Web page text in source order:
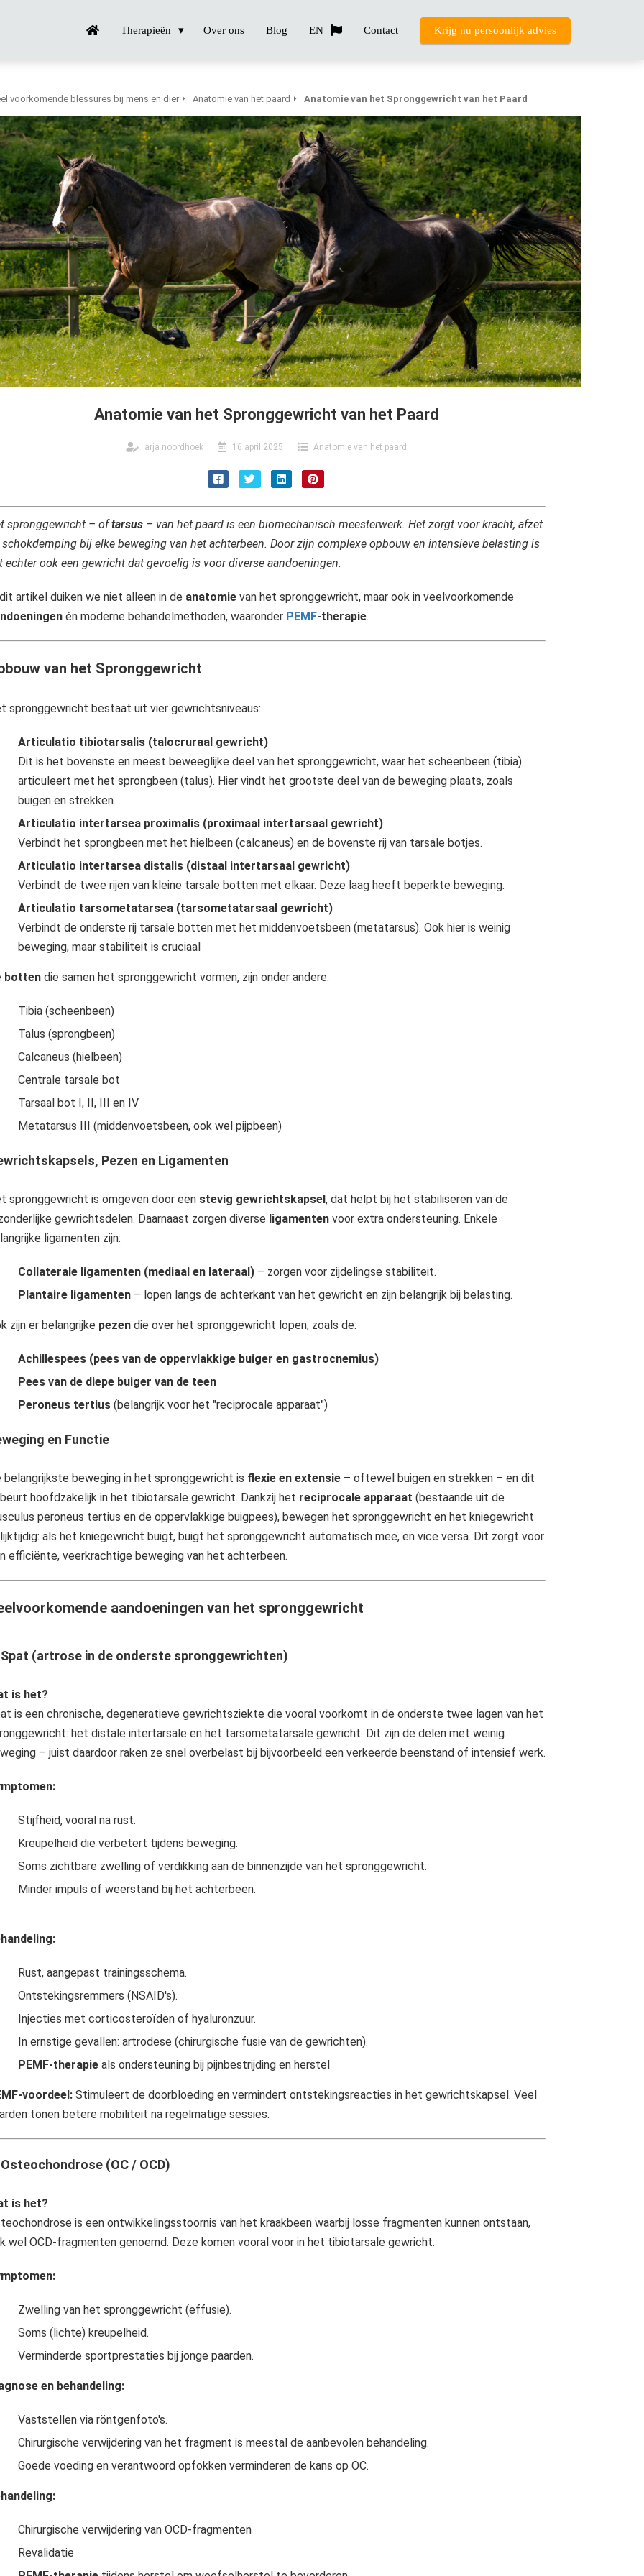
Therapieën Over ons Blog EN Contact Krijg nu persoonlijk advies
voorkomende blessures bij mens en dier Anatomie van het paard Anatomie van het Spronggewricht van het Paard
Anatomie van het Spronggewricht van het Paard
arja noordhoek 16 april 2025 Anatomie van het paard
spronggewricht – oftarsus– van het paard is een biomechanisch meesterwerk. Het zorgt voor kracht, afzet
schokdemping bij elke beweging van het achterbeen. Door zijn complexe opbouw en intensieve belasting is
echter ook een gewricht dat gevoelig is voor diverse aandoeningen.
artikel duiken we niet alleen in de anatomievan het spronggewricht, maar ook in veelvoorkomende
én moderne behandelmethoden, waaronder PEMF-therapie.
van het Spronggewricht
spronggewricht bestaat uit vier gewrichtsniveaus:
Articulatio tibiotarsalis (talocruraal gewricht)
Dit is het bovenste en meest beweeglijke deel van het spronggewricht, waar het scheenbeen (tibia)
articuleert met het sprongbeen (talus). Hier vindt het grootste deel van de beweging plaats, zoals
buigen en strekken.
Articulatio intertarsea proximalis (proximaal intertarsaal gewricht)
Verbindt het sprongbeen met het hielbeen (calcaneus) en de bovenste rij van tarsale botjes.
Articulatio intertarsea distalis (distaal intertarsaal gewricht)
Verbindt de twee rijen van kleine tarsale botten met elkaar. Deze laag heeft beperkte beweging.
Articulatio tarsometatarsea (tarsometatarsaal gewricht)
Verbindt de onderste rij tarsale botten met het middenvoetsbeen (metatarsus). Ook hier is weinig
beweging, maar stabiliteit is cruciaal
bottendie samen het spronggewricht vormen, zijn onder andere:
Tibia (scheenbeen)
Talus (sprongbeen)
Calcaneus (hielbeen)
Centrale tarsale bot
Tarsaal bot I, II, III en IV
Metatarsus III (middenvoetsbeen, ook wel pijpbeen)
Pezen en Ligamenten
spronggewricht is omgeven door een stevig gewrichtskapsel, dat helpt bij het stabiliseren van de
gewrichtsdelen. Daarnaast zorgen diverse ligamentenvoor extra ondersteuning. Enkele
ligamenten zijn:
Collaterale ligamenten (mediaal en lateraal)– zorgen voor zijdelingse stabiliteit.
Plantaire ligamenten– lopen langs de achterkant van het gewricht en zijn belangrijk bij belasting.
zijn er belangrijke pezendie over het spronggewricht lopen, zoals de:
Achillespees (pees van de oppervlakkige buiger en gastrocnemius)
Pees van de diepe buiger van de teen
Peroneus tertius(belangrijk voor het "reciprocale apparaat")
en Functie
belangrijkste beweging in het spronggewricht is flexie en extensie– oftewel buigen en strekken – en dit
hoofdzakelijk in het tibiotarsale gewricht. Dankzij het reciprocale apparaat (bestaande uit de
peroneus tertius en de oppervlakkige buigpees), bewegen het spronggewricht en het kniegewricht
als het kniegewricht buigt, buigt het spronggewricht automatisch mee, en vice versa. Dit zorgt voor
efficiënte, veerkrachtige beweging van het achterbeen.
aandoeningen van het spronggewricht
Spat (artrose in de onderste spronggewrichten)
is het?
is een chronische, degeneratieve gewrichtsziekte die vooral voorkomt in de onderste twee lagen van het
het distale intertarsale en het tarsometatarsale gewricht. Dit zijn de delen met weinig
– juist daardoor raken ze snel overbelast bij bijvoorbeeld een verkeerde beenstand of intensief werk.
Stijfheid, vooral na rust.
Kreupelheid die verbetert tijdens beweging.
Soms zichtbare zwelling of verdikking aan de binnenzijde van het spronggewricht.
Minder impuls of weerstand bij het achterbeen.
Rust, aangepast trainingsschema.
Ontstekingsremmers (NSAID's).
Injecties met corticosteroïden of hyaluronzuur.
In ernstige gevallen: artrodese (chirurgische fusie van de gewrichten).
PEMF-therapieals ondersteuning bij pijnbestrijding en herstel
voordeel:Stimuleert de doorbloeding en vermindert ontstekingsreacties in het gewrichtskapsel. Veel
tonen betere mobiliteit na regelmatige sessies.
Osteochondrose (OC / OCD)
is het?
is een ontwikkelingsstoornis van het kraakbeen waarbij losse fragmenten kunnen ontstaan,
wel OCD-fragmenten genoemd. Deze komen vooral voor in het tibiotarsale gewricht.
Zwelling van het spronggewricht (effusie).
Soms (lichte) kreupelheid.
Verminderde sportprestaties bij jonge paarden.
en behandeling:
Vaststellen via röntgenfoto's.
Chirurgische verwijdering van het fragment is meestal de aanbevolen behandeling.
Goede voeding en verantwoord opfokken verminderen de kans op OC.
Chirurgische verwijdering van OCD-fragmenten
Revalidatie